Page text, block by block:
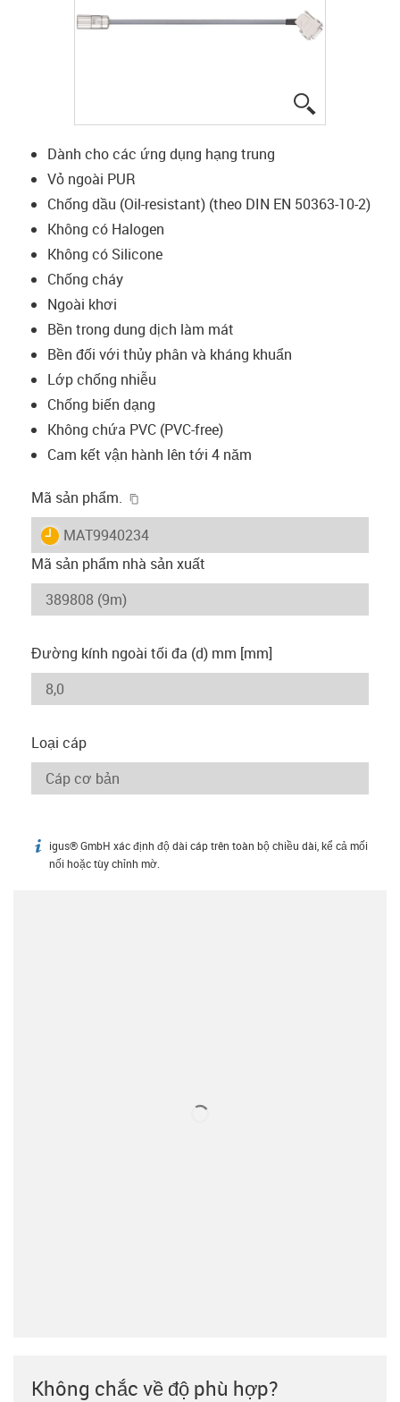
Dành cho các ứng dụng hạng trung
Vỏ ngoài PUR
Chống dầu (Oil-resistant) (theo DIN EN 50363-10-2)
Không có Halogen
Không có Silicone
Chống cháy
Ngoài khơi
Bền trong dung dịch làm mát
Bền đối với thủy phân và kháng khuẩn
Lớp chống nhiễu
Chống biến dạng
Không chứa PVC (PVC-free)
Cam kết vận hành lên tới 4 năm
Mã sản phẩm.
igus-icon-lieferzeit
MAT9940234
Mã sản phẩm nhà sản xuất
Đường kính ngoài tối đa (d) mm [mm]
Loại cáp
igus-icon-info
igus® GmbH xác định độ dài cáp trên toàn bộ chiều dài, kể cả mối
nối hoặc tùy chỉnh mờ.
Không chắc về độ phù hợp?